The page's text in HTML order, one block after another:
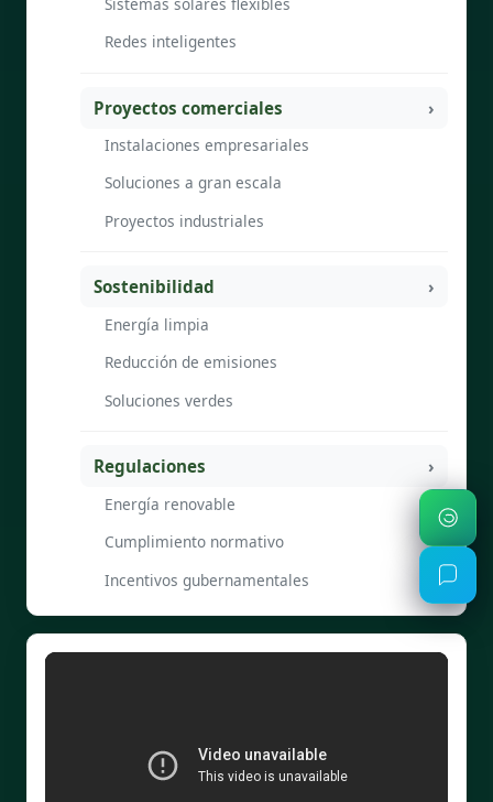
Redes inteligentes
Proyectos comerciales
Instalaciones empresariales
Soluciones a gran escala
Proyectos industriales
Sostenibilidad
Energía limpia
Reducción de emisiones
Soluciones verdes
Regulaciones
Energía renovable
Cumplimiento normativo
Incentivos gubernamentales